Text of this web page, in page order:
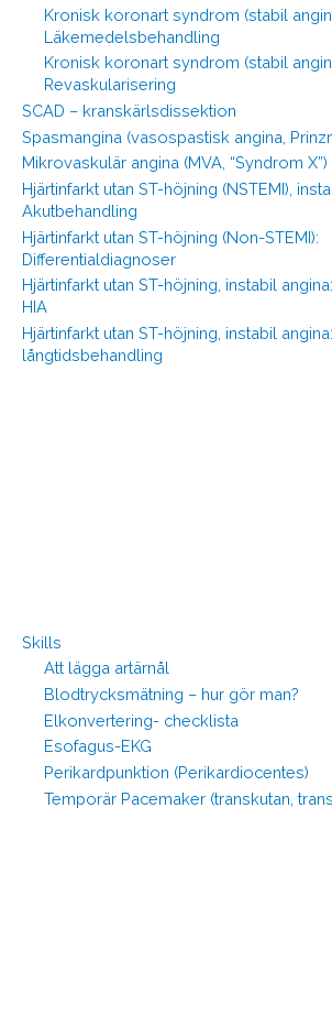
Kronisk koronart syndrom (stabil
Läkemedelsbehandling
Kronisk koronart syndrom (stabil
Revaskularisering
SCAD – kranskärlsdissektion
Spasmangina (vasospastisk angina,
Mikrovaskulär angina (MVA, “Syndrom X”)
Hjärtinfarkt utan ST-höjning (NSTEMI),
Akutbehandling
Hjärtinfarkt utan ST-höjning (Non-STEMI):
Differentialdiagnoser
Hjärtinfarkt utan ST-höjning, instabil
HIA
Hjärtinfarkt utan ST-höjning, instabil angina:
långtidsbehandling
Skills
Att lägga artärnål
Blodtrycksmätning – hur gör man?
Elkonvertering- checklista
Esofagus-EKG
Perikardpunktion (Perikardiocentes)
Temporär Pacemaker (transkutan,